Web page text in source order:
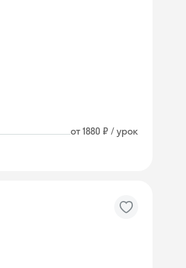
от 1880 ₽ / урок